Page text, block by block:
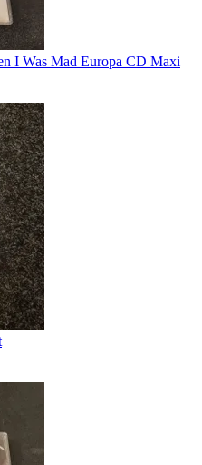
I Was Mad Europa CD Maxi